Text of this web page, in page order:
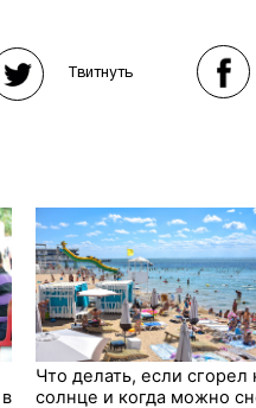
Твитнуть
Что делать, если сгорел
солнце и когда можно